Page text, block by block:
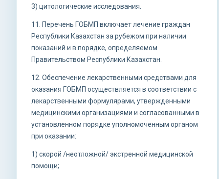
3) цитологические исследования.
11. Перечень ГОБМП включает лечение граждан
Республики Казахстан за рубежом при наличии
показаний и в порядке, определяемом
Правительством Республики Казахстан.
12. Обеспечение лекарственными средствами для
оказания ГОБМП осуществляется в соответствии с
лекарственными формулярами, утвержденными
медицинскими организациями и согласованными в
установленном порядке уполномоченным органом
при оказании:
1) скорой /неотложной/ экстренной медицинской
помощи;